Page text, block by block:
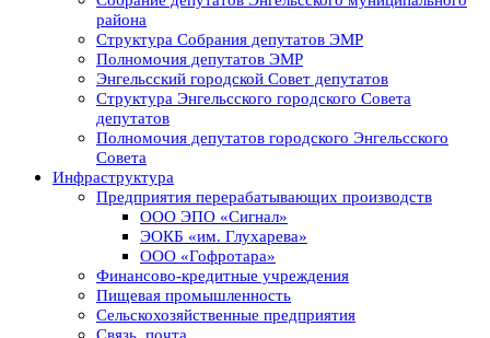
района
Структура Собрания депутатов ЭМР
Полномочия депутатов ЭМР
Энгельсский городской Совет депутатов
Структура Энгельсского городского Совета
депутатов
Полномочия депутатов городского Энгельсского
Совета
Инфраструктура
Предприятия перерабатывающих производств
ООО ЭПО «Сигнал»
ЭОКБ «им. Глухарева»
ООО «Гофротара»
Финансово-кредитные учреждения
Пищевая промышленность
Сельскохозяйственные предприятия